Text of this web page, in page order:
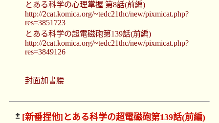
とある科学の心理掌握 第8話(前編)
http://2cat.komica.org/~tedc21thc/new/pixmicat.php?
res=3851723
とある科学の超電磁砲第139話(前編)
http://2cat.komica.org/~tedc21thc/new/pixmicat.php?
res=3849126
封面加書腰
[新番捏他] とある科学の超電磁砲第139話(前編)